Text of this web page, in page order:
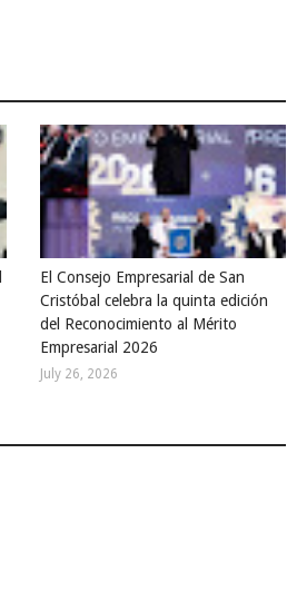
El Consejo Empresarial de San
Cristóbal celebra la quinta edición
del Reconocimiento al Mérito
Empresarial 2026
July 26, 2026